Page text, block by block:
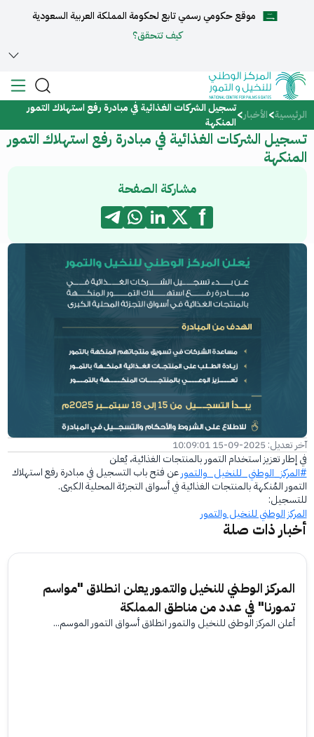
كيف تتحقق؟
English
الرئيسية
عن المركز
مركز الدعم والمساعدة
الفرع الإلكتروني
الرئيسية الأخبار تسجيل الشركات الغذائية في مبادرة رفع استهلاك التمور
المنكهة
تسجيل الشركات الغذائية في مبادرة رفع استهلاك التمور
المنكهة
مشاركة الصفحة
آخر تعديل: 2025-09-15 10:09:01
في إطار تعزيز استخدام التمور بالمنتجات الغذائية، يُعلن
#المركز_الوطني_للنخيل_والتمورعن فتح باب التسجيل في مبادرة رفع استهلاك
التمور المُنكهة بالمنتجات الغذائية في أسواق التجزئة المحلية الكبرى.
للتسجيل:
المركز الوطني للنخيل والتمور
أخبار ذات صلة
المركز الوطني للنخيل والتمور يعلن انطلاق "مواسم
تمورنا" في عدد من مناطق المملكة
أعلن المركز الوطني للنخيل والتمور انطلاق أسواق التمور الموسم...